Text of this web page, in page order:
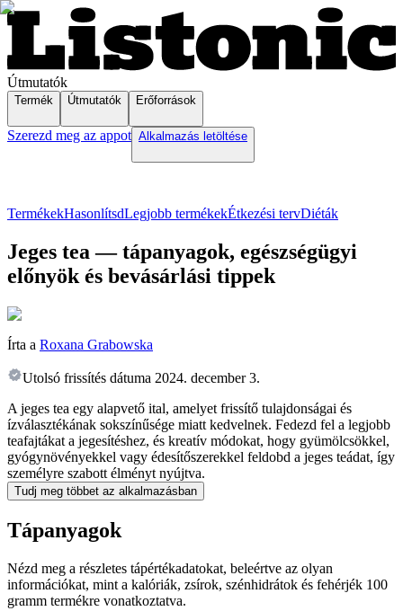
Útmutatók
Termék Útmutatók Erőforrások
Szerezd meg az appot Alkalmazás letöltése
TermékekHasonlítsdLegjobb termékekÉtkezési tervDiéták
Jeges tea — tápanyagok, egészségügyi
előnyök és bevásárlási tippek
Írta a Roxana Grabowska
Utolsó frissítés dátuma 2024. december 3.
A jeges tea egy alapvető ital, amelyet frissítő tulajdonságai és
ízválasztékának sokszínűsége miatt kedvelnek. Fedezd fel a legjobb
teafajtákat a jegesítéshez, és kreatív módokat, hogy gyümölcsökkel,
gyógynövényekkel vagy édesítőszerekkel feldobd a jeges teádat, így
személyre szabott élményt nyújtva.
Tudj meg többet az alkalmazásban
Tápanyagok
Nézd meg a részletes tápértékadatokat, beleértve az olyan
információkat, mint a kalóriák, zsírok, szénhidrátok és fehérjék 100
gramm termékre vonatkoztatva.